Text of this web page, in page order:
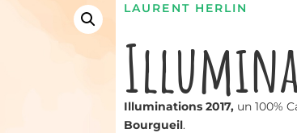
LAURENT HERLIN
Illuminations 2017, un 100%
Bourgueil.